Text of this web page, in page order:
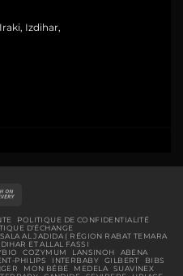
Izdihar,
Delivery
POLITIQUE DE CONFIDENTIALITÉ
D’ÉCHANGE
AL JADIDA ( RÉGION RABAT TEMARA
ET ALLAL FASSI
COZYMUM LANSINOH
ABENA
PHILIPS INTERBABY GILBERT
BIBS
MON BÉBÉ MEDELA
SUAVINEX